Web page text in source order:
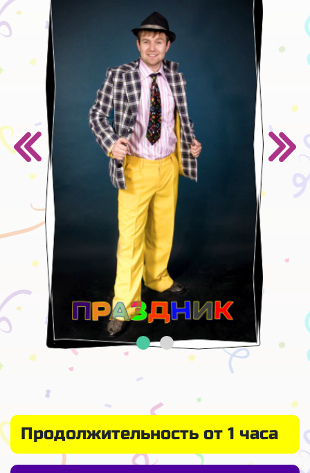
Продолжительность от 1 часа